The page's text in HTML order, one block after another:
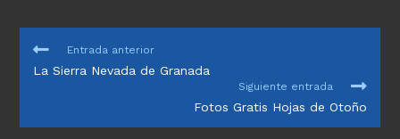
LEER
ARTÍCULOS
Entrada anterior
La Sierra Nevada de Granada
Siguiente entrada
Fotos Gratis Hojas de Otoño